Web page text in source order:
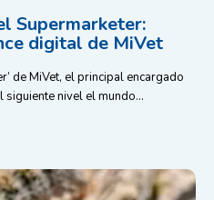
Supermarketer:
digital de MiVet
de MiVet, el principal encargado
nivel el mundo...